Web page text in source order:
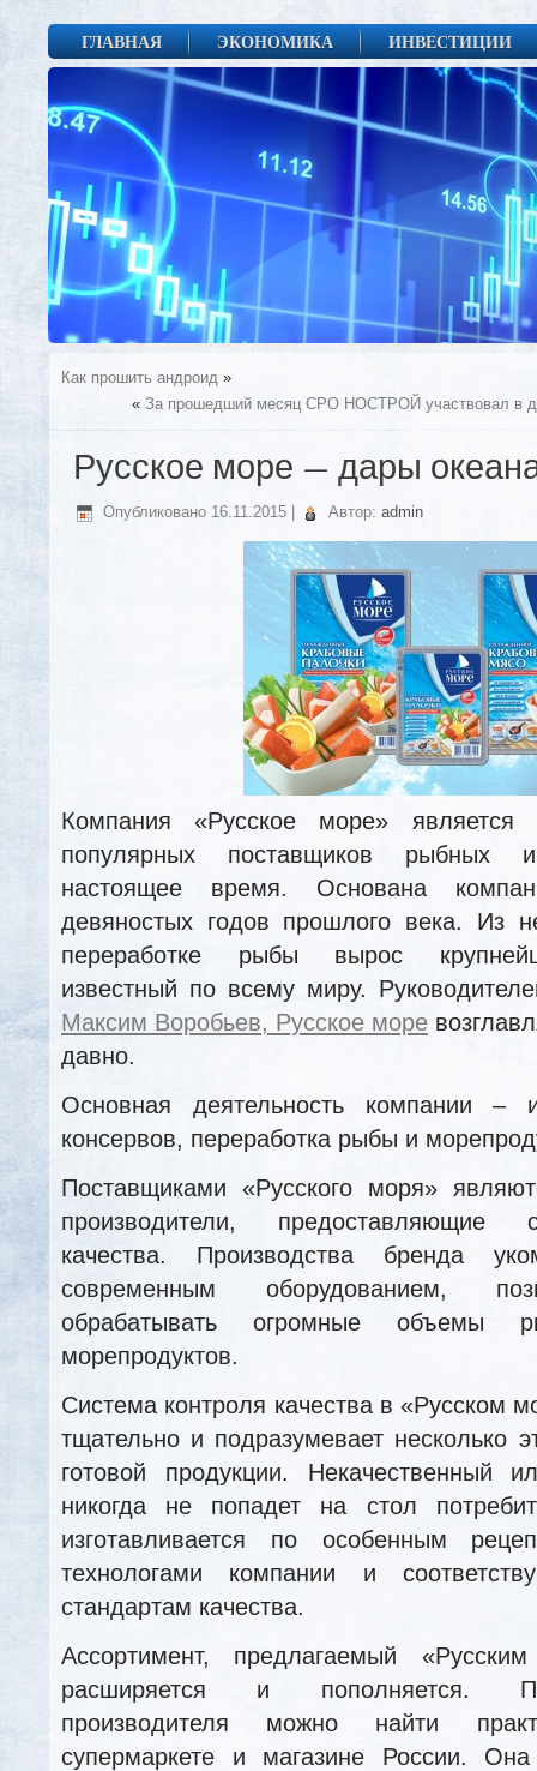
ГЛАВНАЯ ЭКОНОМИКА ИНВЕСТИЦИИ
Как прошить андроид »
« За прошедший месяц СРО НОСТРОЙ участвовал в
Русское море — дары
Опубликовано 16.11.2015 Автор: admin
Компания «Русское море»
популярных поставщиков рыбных
настоящее время. Основана
девяностых годов прошлого века. Из
переработке рыбы вырос
известный по всему миру.
Максим Воробьев, Русское море
давно.
Основная деятельность компании –
консервов, переработка рыбы и
Поставщиками «Русского моря»
производители, предоставляющие
качества. Производства бренда
современным оборудованием,
обрабатывать огромные объемы
морепродуктов.
Система контроля качества в «Русском
тщательно и подразумевает несколько
готовой продукции. Некачественный
никогда не попадет на стол
изготавливается по особенным
технологами компании и
стандартам качества.
Ассортимент, предлагаемый
расширяется и пополняется.
производителя можно найти
супермаркете и магазине России. Она